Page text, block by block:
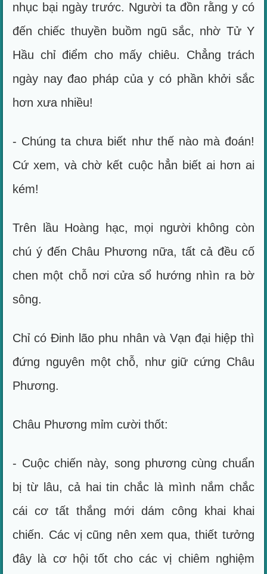
nhục bại ngày trước. Người ta đồn rằng y có
đến chiếc thuyền buồm ngũ sắc, nhờ Tử Y
Hầu chỉ điểm cho mấy chiêu. Chẳng trách
ngày nay đao pháp của y có phần khởi sắc
hơn xưa nhiều!
- Chúng ta chưa biết như thế nào mà đoán!
Cứ xem, và chờ kết cuộc hẳn biết ai hơn ai
kém!
Trên lầu Hoàng hạc, mọi người không còn
chú ý đến Châu Phương nữa, tất cả đều cố
chen một chỗ nơi cửa sổ hướng nhìn ra bờ
sông.
Chỉ có Đinh lão phu nhân và Vạn đại hiệp thì
đứng nguyên một chỗ, như giữ cứng Châu
Phương.
Châu Phương mỉm cười thốt:
- Cuộc chiến này, song phương cùng chuẩn
bị từ lâu, cả hai tin chắc là mình nắm chắc
cái cơ tất thắng mới dám công khai khai
chiến. Các vị cũng nên xem qua, thiết tưởng
đây là cơ hội tốt cho các vị chiêm nghiệm